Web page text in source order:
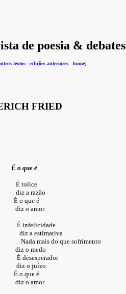
de poesia & debates
textos- edições anteriores- home]
FRIED
É o que é
tolice
a razão
que é
o amor
a estimativa
mais do que sofrimento
o medo
o juízo
que é
o amor